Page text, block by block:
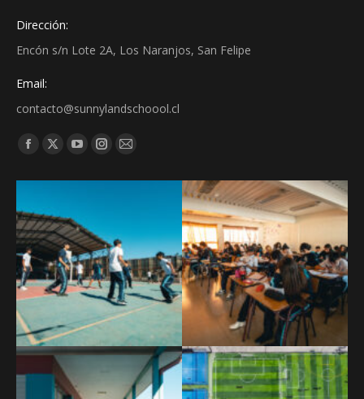
Dirección:
Encón s/n Lote 2A, Los Naranjos, San Felipe
Email:
contacto@sunnylandschoool.cl
Find us on: